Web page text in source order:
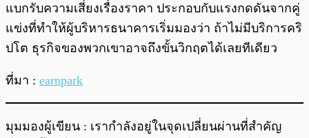
แบกรับความเสี่ยงเรื่องราคา ประกอบกับแรงกดดันจากคู่
แข่งที่ทำให้ผู้บริหารธนาคารเริ่มมองว่า ถ้าไม่มีบริการคริ
ปโต ธุรกิจของพวกเขาอาจถึงขั้นวิกฤตได้เลยทีเดียว
ที่มา : earnpark
มุมมองผู้เขียน : เรากำลังอยู่ในจุดเปลี่ยนผ่านที่สำคัญ